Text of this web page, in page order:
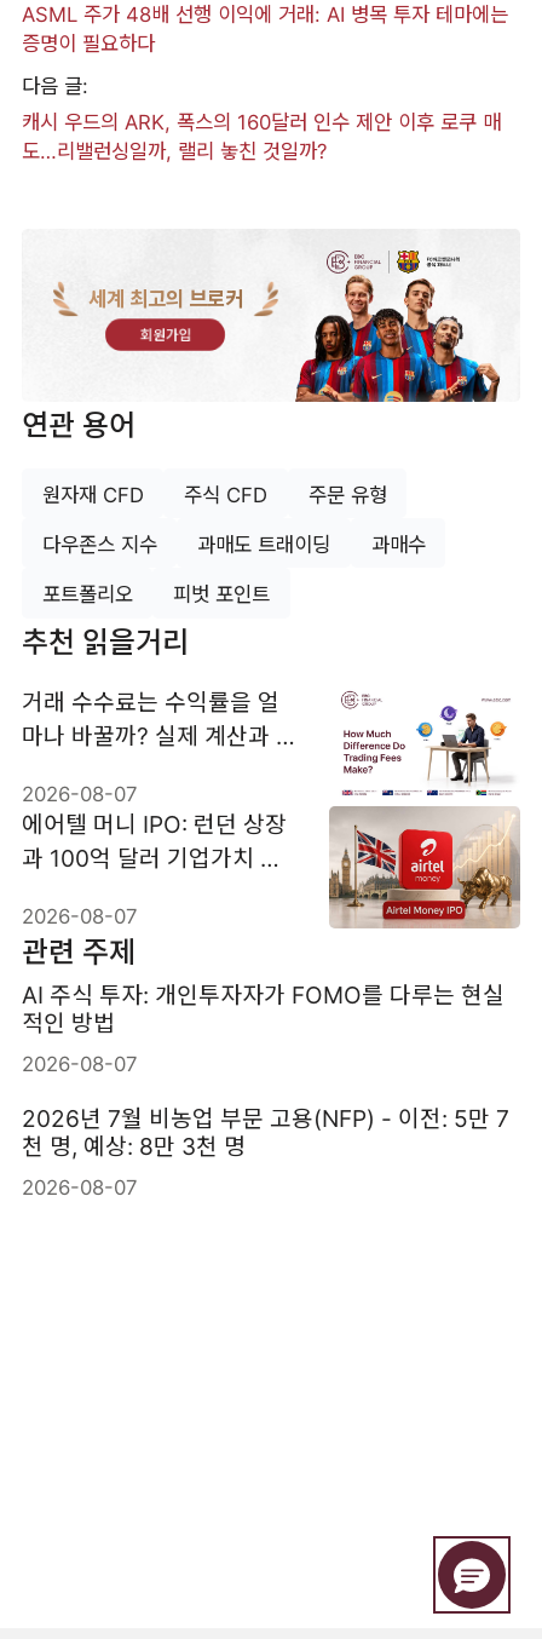
ASML 주가 48배 선행 이익에 거래: AI 병목 투자 테마에는
증명이 필요하다
다음 글:
캐시 우드의 ARK, 폭스의 160달러 인수 제안 이후 로쿠 매
도…리밸런싱일까, 랠리 놓친 것일까?
세계 최고의 브로커
회원가입
연관 용어
원자재 CFD 주식 CFD 주문 유형
다우존스 지수 과매도 트래이딩 과매수
포트폴리오 피벗 포인트
추천 읽을거리
거래 수수료는 수익률을 얼
마나 바꿀까? 실제 계산과 절
2026-08-07
에어텔 머니 IPO: 런던 상장
과 100억 달러 기업가치 분
2026-08-07
관련 주제
AI 주식 투자: 개인투자자가 FOMO를 다루는 현실
적인 방법
2026-08-07
2026년 7월 비농업 부문 고용(NFP) - 이전: 5만 7
천 명, 예상: 8만 3천 명
2026-08-07